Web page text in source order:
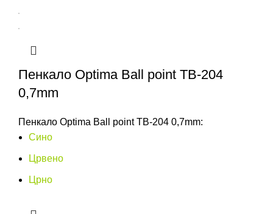
Пенкало Optima Ball point TB-204
0,7mm
Пенкало Optima Ball point TB-204 0,7mm:
Сино
Црвено
Црно